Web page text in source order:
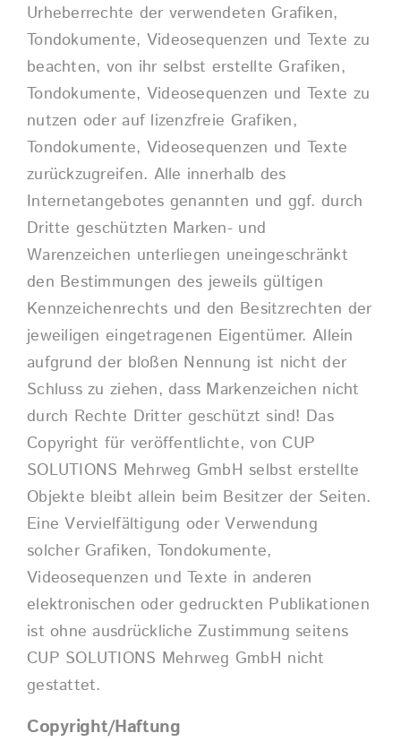
Urheberrechte der verwendeten Grafiken,
Tondokumente, Videosequenzen und Texte zu
beachten, von ihr selbst erstellte Grafiken,
Tondokumente, Videosequenzen und Texte zu
nutzen oder auf lizenzfreie Grafiken,
Tondokumente, Videosequenzen und Texte
zurückzugreifen. Alle innerhalb des
Internetangebotes genannten und ggf. durch
Dritte geschützten Marken- und
Warenzeichen unterliegen uneingeschränkt
den Bestimmungen des jeweils gültigen
Kennzeichenrechts und den Besitzrechten der
jeweiligen eingetragenen Eigentümer. Allein
aufgrund der bloßen Nennung ist nicht der
Schluss zu ziehen, dass Markenzeichen nicht
durch Rechte Dritter geschützt sind! Das
Copyright für veröffentlichte, von CUP
SOLUTIONS Mehrweg GmbH selbst erstellte
Objekte bleibt allein beim Besitzer der Seiten.
Eine Vervielfältigung oder Verwendung
solcher Grafiken, Tondokumente,
Videosequenzen und Texte in anderen
elektronischen oder gedruckten Publikationen
ist ohne ausdrückliche Zustimmung seitens
CUP SOLUTIONS Mehrweg GmbH nicht
gestattet.
Copyright/Haftung